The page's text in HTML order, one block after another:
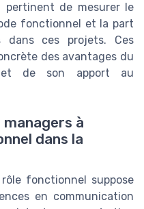
pertinent de mesurer le
fonctionnel et la part
dans ces projets. Ces
des avantages du
et de son apport au
à
dans la
fonctionnel suppose
en communication